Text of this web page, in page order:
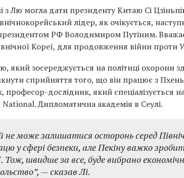
з Лю могла дати президенту Китаю Сі
лідер, як очікується,
РФ Володимиром Путіним.
Кореї, для продовження війни проти
який зосереджується на політиці охорони
сприйняття того, що він працює з
професор-дослідник, який спеціалізується
Дипломатична академія в Сеулі.
не може залишатися осторонь серед
у сфері безпеки, але Пекіну важко
Тож, швидше за все, буде вибрано
— сказав Лі.